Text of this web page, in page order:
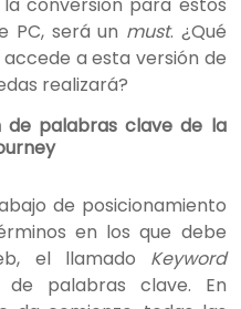
conversión para estos
PC, será un must. ¿Qué
a esta versión de
realizará?
de palabras clave de la
de posicionamiento
en los que debe
el llamado Keyword
de palabras clave. En